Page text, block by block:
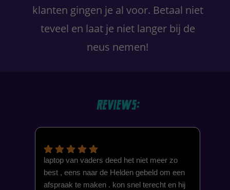
klanten gingen je al voor. Betaal niet
teveel en laat je niet langer bij de
neus nemen!
Reviews:
laptop van vaders deed het niet meer zo
best , eens naar de Helden gebeld om een
afspraak te maken . kon snel terecht en hij